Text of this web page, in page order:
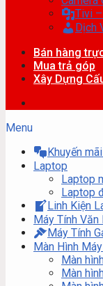
Tivi
Dịch
Bán hàng
Mua trả góp
Xây Dựng
Menu
Khuyến
Laptop
Laptop
Laptop
Linh Kiện
Máy Tính Văn
Máy Tính
Màn Hình
Màn
Màn